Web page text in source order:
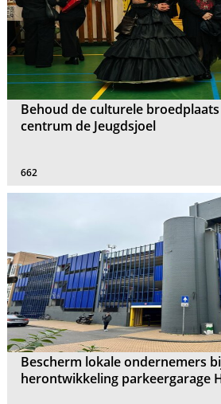
Behoud de culturele
centrum de Jeugdsjoel
662
Bescherm lokale ondernemers
herontwikkeling parkeergarage